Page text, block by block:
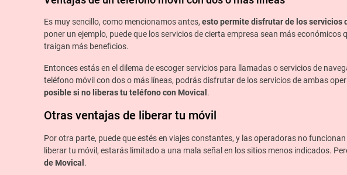
Es muy sencillo, como mencionamos antes, esto permite disfrutar de los servicios
poner un ejemplo, puede que los servicios de cierta empresa sean más económicos
traigan más beneficios.
Entonces estás en el dilema de escoger servicios para llamadas o servicios de
teléfono móvil con dos o más líneas, podrás disfrutar de los servicios de ambas
posible si no liberas tu teléfono con Movical .
Otras ventajas de liberar tu móvil
Por otra parte, puede que estés en viajes constantes, y las operadoras no
liberar tu móvil, estarás limitado a una mala señal en los sitios menos indicados.
de Movical .